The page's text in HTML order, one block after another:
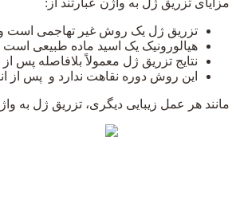
تزریق ژل یک روش غیر تهاجمی است و
هیالورونیک یک اسید ماده طبیعی
نتایج تزریق ژل معمولاً بلافاصله پس
این روش دوره نقاهت ندارد و پس از
مانند هر عمل زیبایی دیگری، تزریق ژل به